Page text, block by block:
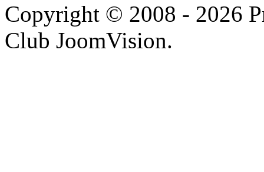
Copyright © 2008 - 2026
Club JoomVision.